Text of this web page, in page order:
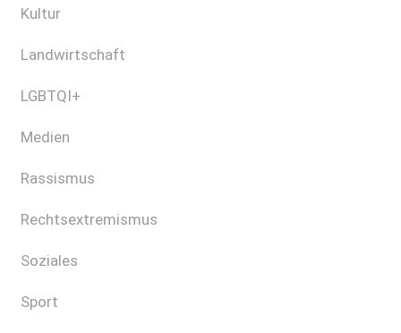
Kultur
Landwirtschaft
LGBTQI+
Medien
Rassismus
Rechtsextremismus
Soziales
Sport